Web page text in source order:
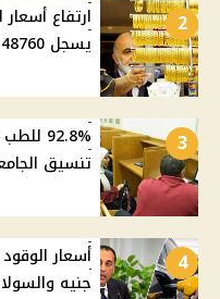
2
ارتفاع
يسجل 48760 جنيهًا وعيار 21 بمستوي جديد
3
تنسيق الجامعات 2026 وأماكن
4
جنيه والسولار